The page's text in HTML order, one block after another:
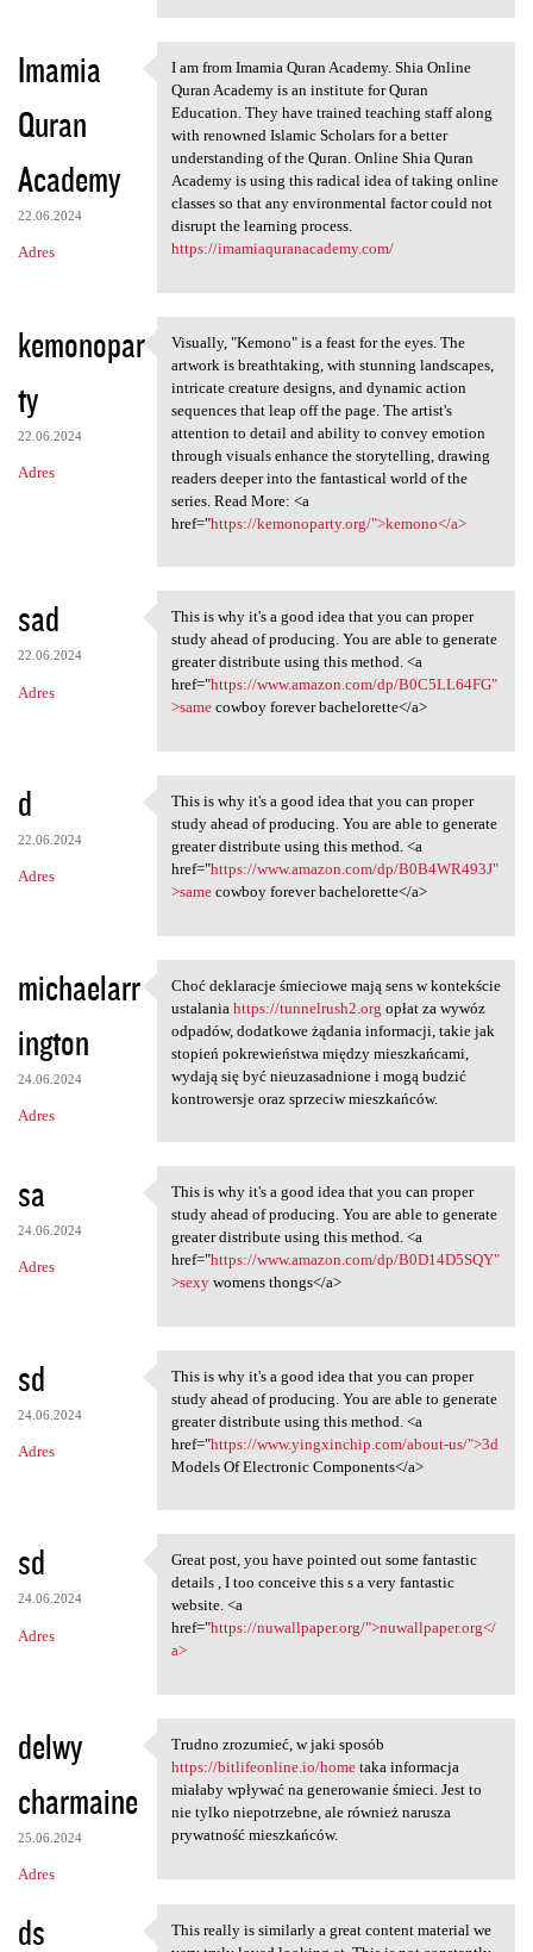
Imamia
Quran
Academy
22.06.2024
Adres
I am from Imamia Quran
I am from Imamia Quran Academy. Shia Online
Quran Academy is an institute for Quran
Education. They have trained teaching staff along
with renowned Islamic Scholars for a better
understanding of the Quran. Online Shia Quran
Academy is using this radical idea of taking online
classes so that any environmental factor could not
disrupt the learning process.
https://imamiaquranacademy.com/
kemonopar
ty
22.06.2024
Adres
Visually, "Kemono" is a feast
Visually, "Kemono" is a feast for the eyes. The
artwork is breathtaking, with stunning landscapes,
intricate creature designs, and dynamic action
sequences that leap off the page. The artist's
attention to detail and ability to convey emotion
through visuals enhance the storytelling, drawing
readers deeper into the fantastical world of the
series. Read More: <a
href="https://kemonoparty.org/">kemono</a>
sad
22.06.2024
Adres
This is why it's a good idea
This is why it's a good idea that you can proper
study ahead of producing. You are able to generate
greater distribute using this method. <a
href="https://www.amazon.com/dp/B0C5LL64FG"
>samecowboy forever bachelorette</a>
d
22.06.2024
Adres
This is why it's a good idea
This is why it's a good idea that you can proper
study ahead of producing. You are able to generate
greater distribute using this method. <a
href="https://www.amazon.com/dp/B0B4WR493J"
>samecowboy forever bachelorette</a>
michaelarr
ington
24.06.2024
Adres
Choć deklaracje śmieciowe
Choć deklaracje śmieciowe mają sens w kontekście
ustalania https://tunnelrush2.org opłat za wywóz
odpadów, dodatkowe żądania informacji, takie jak
stopień pokrewieństwa między mieszkańcami,
wydają się być nieuzasadnione i mogą budzić
kontrowersje oraz sprzeciw mieszkańców.
sa
24.06.2024
Adres
This is why it's a good idea
This is why it's a good idea that you can proper
study ahead of producing. You are able to generate
greater distribute using this method. <a
href="https://www.amazon.com/dp/B0D14D5SQY"
>sexywomens thongs</a>
sd
24.06.2024
Adres
This is why it's a good idea
This is why it's a good idea that you can proper
study ahead of producing. You are able to generate
greater distribute using this method. <a
href="https://www.yingxinchip.com/about-us/">3d
Models Of Electronic Components</a>
sd
24.06.2024
Adres
Great post, you have pointed
Great post, you have pointed out some fantastic
details , I too conceive this s a very fantastic
website. <a
href="https://nuwallpaper.org/">nuwallpaper.org</
a>
delwy
charmaine
25.06.2024
Adres
Trudno zrozumieć, w jaki
Trudno zrozumieć, w jaki sposób
https://bitlifeonline.io/hometaka informacja
miałaby wpływać na generowanie śmieci. Jest to
nie tylko niepotrzebne, ale również narusza
prywatność mieszkańców.
ds
This really is similarly a great content material we